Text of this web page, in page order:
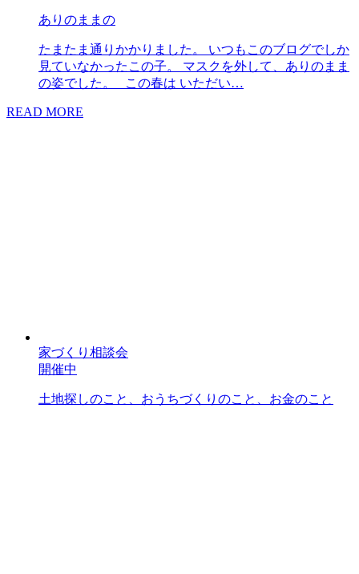
ありのままの
たまたま通りかかりました。 いつもこのブログでしか
見ていなかったこの子。 マスクを外して、ありのまま
の姿でした。 この春は いただい…
READ MORE
家づくり相談会
開催中
土地探しのこと、おうちづくりのこと、お金のこと